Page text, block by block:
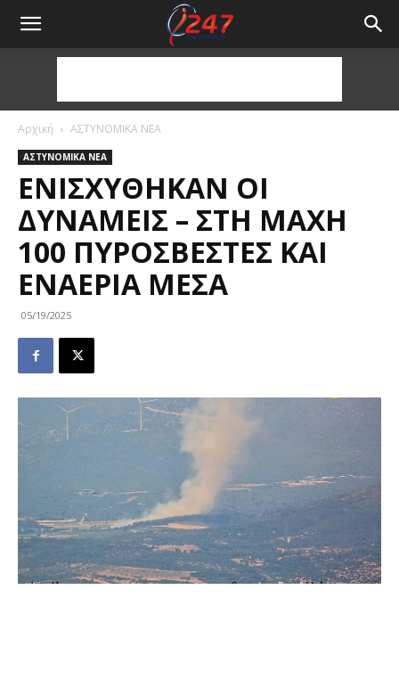
Αρχική ΑΣΤΥΝΟΜΙΚΑ ΝΕΑ
ΑΣΤΥΝΟΜΙΚΑ ΝΕΑ
ΕΝΙΣΧΎΘΗΚΑΝ ΟΙ
ΔΥΝΆΜΕΙΣ – ΣΤΗ ΜΆΧΗ
100 ΠΥΡΟΣΒΈΣΤΕΣ ΚΑΙ
ΕΝΑΈΡΙΑ ΜΈΣΑ
05/19/2025